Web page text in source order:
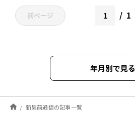
前ページ 1
年月別で見る
2026年07月
新男前通信の記事一覧